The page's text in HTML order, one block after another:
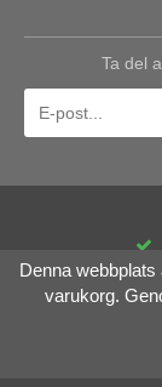
Ta del
30
Denna
varukorg.